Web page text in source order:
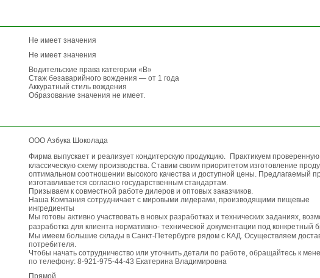
Не имеет значения
Не имеет значения
Водительские права категории «B»
Стаж безаварийного вождения — от 1 года
Аккуратный стиль вождения
Образование значения не имеет.
ООО Азбука Шоколада
Фирма выпускает и реализует кондитерскую продукцию. Практикуем проверенную
классическую схему производства. Ставим своим приоритетом изготовление
оптимальном соотношении высокого качества и доступной цены. Предлагаемый
изготавливается согласно государственным стандартам.
Призываем к совместной работе дилеров и оптовых заказчиков.
Наша Компания сотрудничает с мировыми лидерами, производящими пищевые
ингредиенты
Мы готовы активно участвовать в новых разработках и технических заданиях,
разработка для клиента нормативно- технической документации под конкретный
Мы имеем большие склады в Санкт-Петербурге рядом с КАД. Осуществляем
потребителя.
Чтобы начать сотрудничество или уточнить детали по работе, обращайтесь к
по телефону: 8-921-975-44-43 Екатерина Владимировна
Прямой